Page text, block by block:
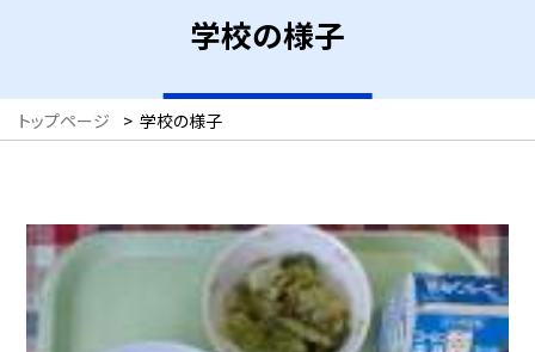
学校の様子
トップページ > 学校の様子